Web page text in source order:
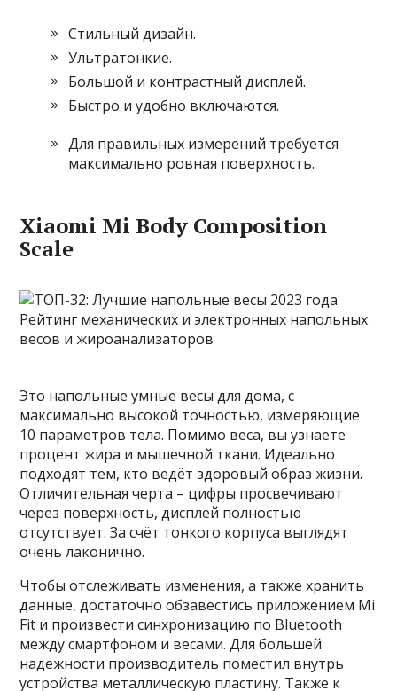
Стильный дизайн.
Ультратонкие.
Большой и контрастный дисплей.
Быстро и удобно включаются.
Для правильных измерений требуется
максимально ровная поверхность.
Xiaomi Mi Body Composition
Scale
Это напольные умные весы для дома, с
максимально высокой точностью, измеряющие
10 параметров тела. Помимо веса, вы узнаете
процент жира и мышечной ткани. Идеально
подходят тем, кто ведёт здоровый образ жизни.
Отличительная черта – цифры просвечивают
через поверхность, дисплей полностью
отсутствует. За счёт тонкого корпуса выглядят
очень лаконично.
Чтобы отслеживать изменения, а также хранить
данные, достаточно обзавестись приложением Mi
Fit и произвести синхронизацию по Bluetooth
между смартфоном и весами. Для большей
надежности производитель поместил внутрь
устройства металлическую пластину. Также к